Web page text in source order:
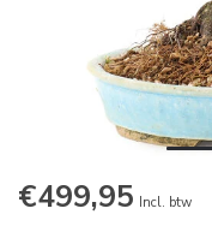
€499,95 Incl. btw